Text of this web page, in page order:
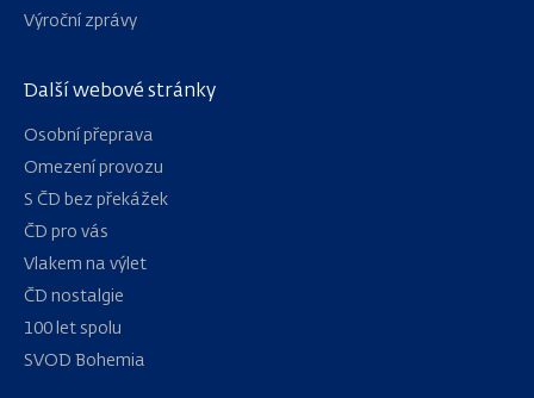
Další webové stránky
Osobní přeprava
Omezení provozu
S ČD bez překážek
ČD pro vás
Vlakem na výlet
ČD nostalgie
100 let spolu
SVOD Bohemia
Výroční zprávy